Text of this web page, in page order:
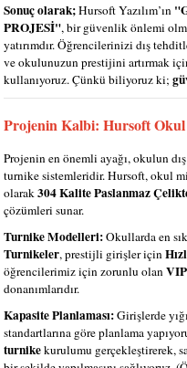
Sonuç olarak;Hursoft Yazılım’ın
PROJESİ", bir güvenlik önlemi
yatırımdır. Öğrencilerinizi dış
ve okulunuzun prestijini artırmak
kullanıyoruz. Çünkü biliyoruz ki;
Projenin Kalbi: Hursoft Okul
Projenin en önemli ayağı, okulun
turnike sistemleridir. Hursoft, okul
olarak304 Kalite Paslanmaz
çözümleri sunar.
Turnike Modelleri:Okullarda en
Turnikeler, prestijli girişler için
öğrencilerimiz için zorunlu olan
donanımlarıdır.
Kapasite Planlaması:Girişlerde
standartlarına göre planlama
turnikekurulumu gerçekleştirerek,